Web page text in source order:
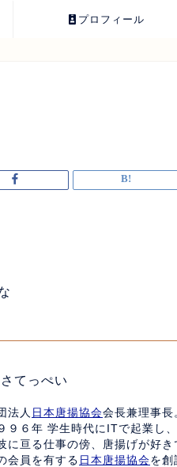
プロフィール
てっぺい
法人 日本唐揚協会会長兼理事長
９６年 学生時代にITで起業し
に亘る仕事の傍、唐揚げが好
会員を有する 日本唐揚協会を創